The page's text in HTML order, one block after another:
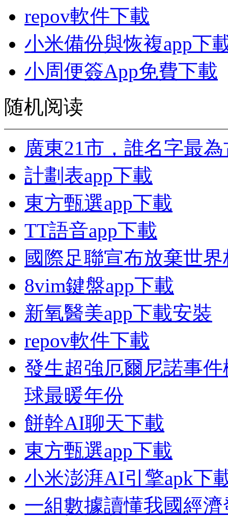
repov軟件下載
小米備份與恢複app下
小周便簽App免費下載
随机阅读
廣東21市，誰名字最
計劃表app下載
東方甄選app下載
TT語音app下載
國際足聯宣布放棄世
8vim鍵盤app下載
新氧醫美app下載安裝
repov軟件下載
發生超強厄爾尼諾事
球最暖年份
餅幹AI聊天下載
東方甄選app下載
小米澎湃AI引擎apk下
一組數據讀懂我國經